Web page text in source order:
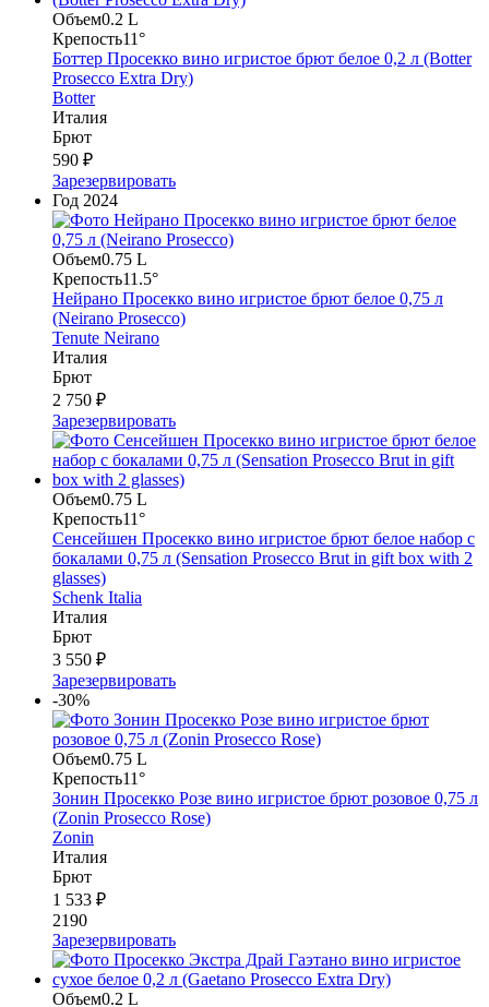
Объем0.2 L
Крепость11°
Боттер Просекко вино игристое брют белое 0,2 л (Botter
Prosecco Extra Dry)
Botter
Италия
Брют
590 ₽
Зарезервировать
Год 2024
Объем0.75 L
Крепость11.5°
Нейрано Просекко вино игристое брют белое 0,75 л
(Neirano Prosecco)
Tenute Neirano
Италия
Брют
2 750 ₽
Зарезервировать
Объем0.75 L
Крепость11°
Сенсейшен Просекко вино игристое брют белое набор с
бокалами 0,75 л (Sensation Prosecco Brut in gift box with 2
glasses)
Schenk Italia
Италия
Брют
3 550 ₽
Зарезервировать
-30%
Объем0.75 L
Крепость11°
Зонин Просекко Розе вино игристое брют розовое 0,75 л
(Zonin Prosecco Rose)
Zonin
Италия
Брют
1 533 ₽
2190
Зарезервировать
Объем0.2 L